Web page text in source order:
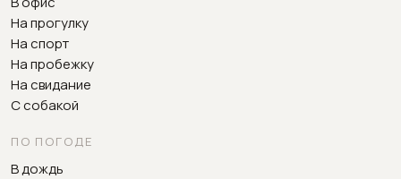
На прогулку
На спорт
На пробежку
На свидание
С собакой
ПО ПОГОДЕ
В дождь